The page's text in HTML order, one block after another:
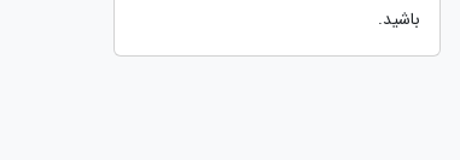
باشید.